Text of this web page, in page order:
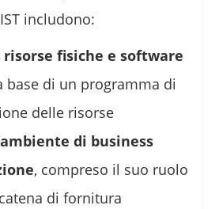
includono:
fisiche e software
base di un programma di
delle risorse
di business
, compreso il suo ruolo
di fornitura